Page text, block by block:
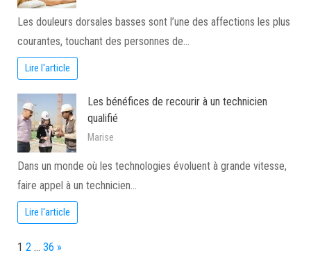
Les douleurs dorsales basses sont l’une des affections les plus
courantes, touchant des personnes de…
Lire l'article
Les bénéfices de recourir à un technicien
qualifié
Marise
Dans un monde où les technologies évoluent à grande vitesse,
faire appel à un technicien…
Lire l'article
Page:
1 2 … 36 Next
»